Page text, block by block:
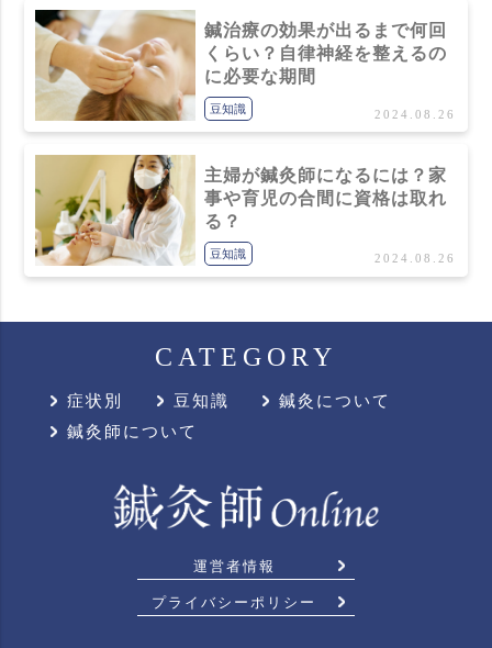
鍼治療の効果が出るまで何回
くらい？自律神経を整えるの
に必要な期間
豆知識 2024.08.26
主婦が鍼灸師になるには？家
事や育児の合間に資格は取れ
る？
豆知識 2024.08.26
運営者情報
プライバシーポリシー
CATEGORY
症状別 豆知識
鍼灸について
鍼灸師について